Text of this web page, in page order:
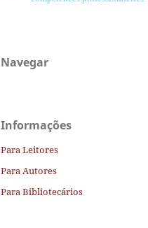
Navegar
Informações
Para Leitores
Para Autores
Para Bibliotecários